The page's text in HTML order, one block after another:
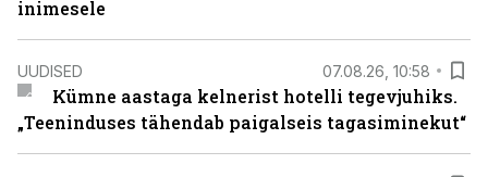
inimesele
UUDISED 07.08.26, 10:58
Kümne aastaga kelnerist hotelli tegevjuhiks.
„Teeninduses tähendab paigalseis tagasiminekut“